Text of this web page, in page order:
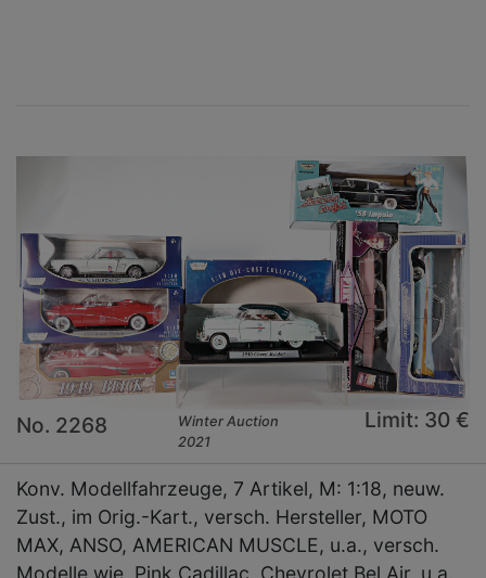
No. 2268
Winter Auction
2021
Limit: 30 €
Konv. Modellfahrzeuge, 7 Artikel, M: 1:18, neuw.
Zust., im Orig.-Kart., versch. Hersteller, MOTO
MAX, ANSO, AMERICAN MUSCLE, u.a., versch.
Modelle wie, Pink Cadillac, Chevrolet Bel Air, u.a.,